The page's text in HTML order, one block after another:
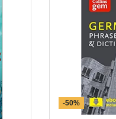
-50%